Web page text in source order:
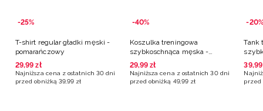
-25%
T-shirt regular gładki męski -
pomarańczowy
29,99 zł
Najniższa cena z ostatnich 30 dni
przed obniżką 39,99 zł
-40%
Koszulka treningowa
szybkoschnąca męska -
pomarańczowa
29,99 zł
Najniższa cena z ostatnich 30 dni
przed obniżką 49,99 zł
-20%
Tank
39,99
przed